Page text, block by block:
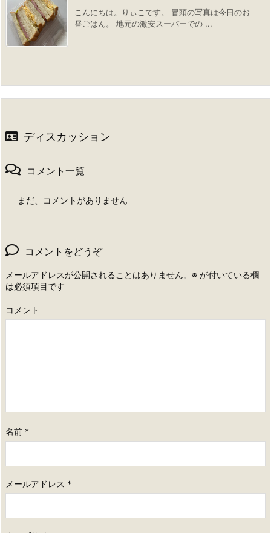
こんにちは。りぃこです。 冒頭の写真は今日のお
昼ごはん。 地元の激安スーパーでの ...
ディスカッション
コメント一覧
まだ、コメントがありません
コメントをどうぞ
メールアドレスが公開されることはありません。 ※ が付いている欄
は必須項目です
コメント
名前 *
メールアドレス *